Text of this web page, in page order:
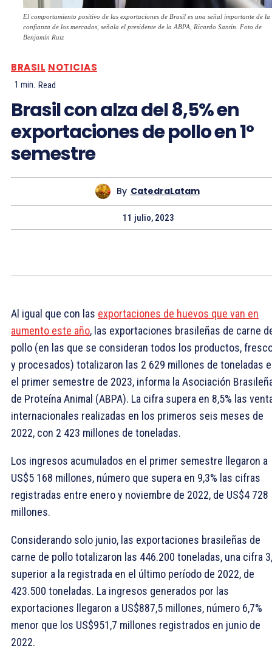
El comportamiento positivo de las exportaciones de Brasil es una señal importante de la
confianza de los mercados, señala el presidente de la ABPA, Ricardo Santin. Foto de
Benjamín Ruiz
BRASIL NOTICIAS
1 min. Read
Brasil con alza del 8,5% en
exportaciones de pollo en 1°
semestre
By CatedraLatam
11 julio, 2023
Al igual que con las exportaciones de huevos que van en
aumento este año, las exportaciones brasileñas de carne
pollo (en las que se consideran todos los productos,
y procesados) totalizaron las 2 629 millones de toneladas
el primer semestre de 2023, informa la Asociación
de Proteína Animal (ABPA). La cifra supera en 8,5% las
internacionales realizadas en los primeros seis meses de
2022, con 2 423 millones de toneladas.
Los ingresos acumulados en el primer semestre llegaron a
US$5 168 millones, número que supera en 9,3% las cifras
registradas entre enero y noviembre de 2022, de US$4 728
millones.
Considerando solo junio, las exportaciones brasileñas de
carne de pollo totalizaron las 446.200 toneladas, una cifra
superior a la registrada en el último período de 2022, de
423.500 toneladas. La ingresos generados por las
exportaciones llegaron a US$887,5 millones, número 6,7%
menor que los US$951,7 millones registrados en junio de
2022.